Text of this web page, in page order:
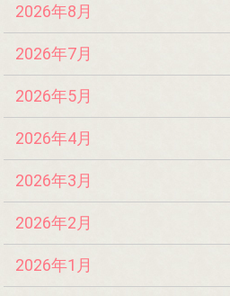
2026年8月
2026年7月
2026年5月
2026年4月
2026年3月
2026年2月
2026年1月